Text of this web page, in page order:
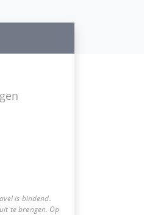
is bindend.
te brengen. Op